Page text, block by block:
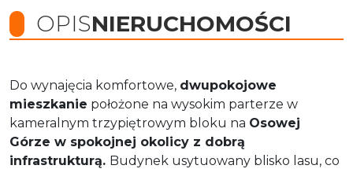
OPISNIERUCHOMOŚCI
Do wynajęcia komfortowe, dwupokojowe
mieszkanie położone na wysokim parterze w
kameralnym trzypiętrowym bloku na Osowej
Górze w spokojnej okolicy z dobrą
infrastrukturą. Budynek usytuowany blisko lasu, co